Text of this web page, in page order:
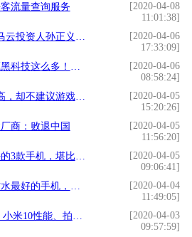
流量查询服务
[2020-04-08
11:01:38]
战略上输了，再努力也不能赢
[2020-04-06
17:33:09]
启这个设置，还能保护眼睛
[2020-04-06
08:58:24]
戏玩家入手，毫无性价比
[2020-04-05
15:20:26]
商：败退中国
[2020-04-05
11:56:20]
专业大片！!性能与颜值兼具
[2020-04-05
09:06:41]
手机，你有在用吗？
[2020-04-04
11:49:05]
、拍照全面领先其他手机
[2020-04-03
09:57:59]